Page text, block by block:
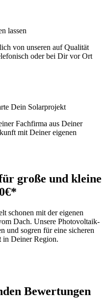
lassen
von unseren auf Qualität
oder bei Dir vor Ort
Dein Solarprojekt
Fachfirma aus Deiner
mit Deiner eigenen
große und kleine
schonen mit der eigenen
Dach. Unsere Photovoltaik-
und sogren für eine sicheren
in Deiner Region.
Bewertungen